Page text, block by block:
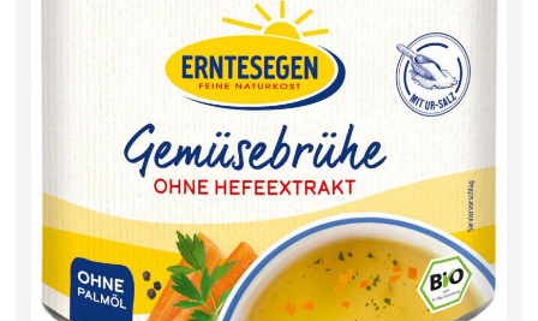
Hofladen Hoffelner Detail
Kuglbauer - Familie Bischof Detail
La Toscana Anita Wolf e.U. Detail
Söllradls Naturkostladen Detail
Stiftsgärtnerei Detail
Weinkellerei Stift
Kremsmünster
Detail
Wildkraut Detail